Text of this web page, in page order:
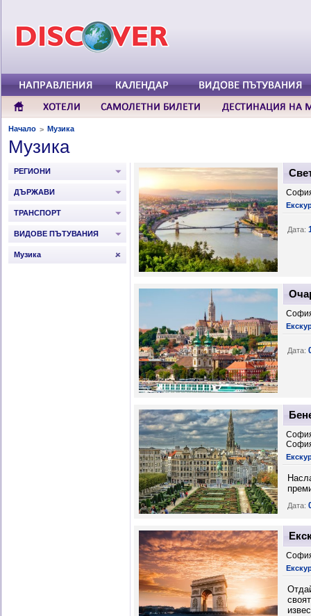
Начало > Музика
Музика
РЕГИОНИ
ДЪРЖАВИ
ТРАНСПОРТ
ВИДОВЕ ПЪТУВАНИЯ
Музика
Дата:
Дата:
Дата: